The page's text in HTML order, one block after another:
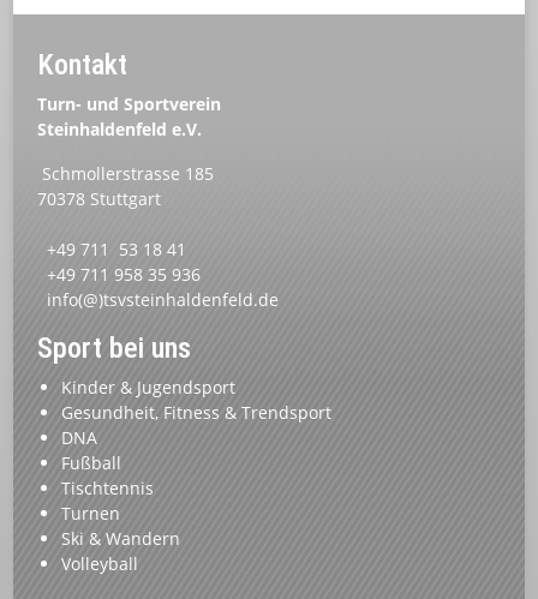
Kontakt
Turn- und Sportverein
Steinhaldenfeld e.V.
Schmollerstrasse 185
70378 Stuttgart
+49 711 53 18 41
+49 711 958 35 936
info(@)tsvsteinhaldenfeld.de
Sport bei uns
Kinder & Jugendsport
Gesundheit, Fitness & Trendsport
DNA
Fußball
Tischtennis
Turnen
Ski & Wandern
Volleyball